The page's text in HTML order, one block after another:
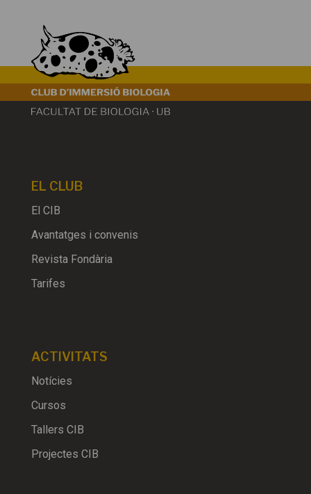
EL CLUB
El CIB
Avantatges i convenis
Revista Fondària
Tarifes
ACTIVITATS
Notícies
Cursos
Tallers CIB
Projectes CIB